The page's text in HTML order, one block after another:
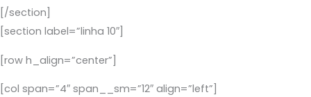
[/section]
[section label=”linha 10″]
[row h_align=”center”]
[col span=”4″ span__sm=”12″ align=”left”]